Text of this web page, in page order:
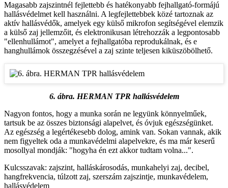
Magasabb zajszintnél fejlettebb és hatékonyabb fejhallgató-formájú
hallásvédelmet kell használni. A legfejlettebbek közé tartoznak az
aktív hallásvédők, amelyek egy külső mikrofon segítségével elemzik
a külső zaj jellemzőit, és elektronikusan létrehozzák a legpontosabb
"ellenhullámot", amelyet a fejhallgatóba reprodukálnak, és e
hanghullámok összegzésével a zaj szinte teljesen kiküszöbölhető.
6. ábra. HERMAN TPR hallásvédelem
Nagyon fontos, hogy a munka során ne legyünk könnyelműek,
tartsuk be az összes biztonsági alapelvet, és óvjuk egészségünket.
Az egészség a legértékesebb dolog, amink van. Sokan vannak, akik
nem figyeltek oda a munkavédelmi alapelvekre, és ma már keserű
mosollyal mondják: "hogyha én ezt akkor tudtam volna...".
Kulcsszavak: zajszint, halláskárosodás, munkahelyi zaj, decibel,
hangfrekvencia, túlzott zaj, szerszám zajszintje, munkavédelem,
hallásvédelem